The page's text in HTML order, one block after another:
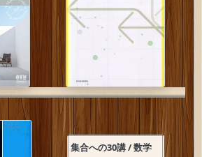
集合への30講 / 数学